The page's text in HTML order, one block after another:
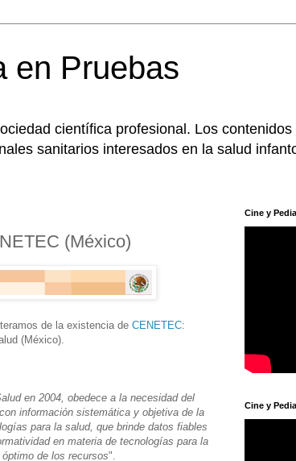
en Pruebas
científica profesional. Los
sanitarios interesados en la salud
(México)
de la existencia de CENETEC:
(México).
en 2004, obedece a la necesidad del
información sistemática y objetiva de la
para la salud, que brinde datos fiables
en materia de tecnologías para la
de los recursos".
Cine y
Cine y